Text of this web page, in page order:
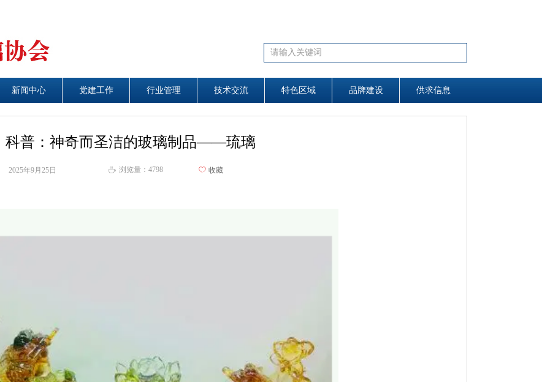
新闻中心 党建工作 行业管理 技术交流 特色区域 品牌建设 供求信息
新闻中心 艺术天地 行业管理 技术交流 特色区域 品牌建设 供求信息
科普：神奇而圣洁的玻璃制品——琉璃
2025年9月25日 ꄘ 浏览量： 4798 ꄀ 收藏